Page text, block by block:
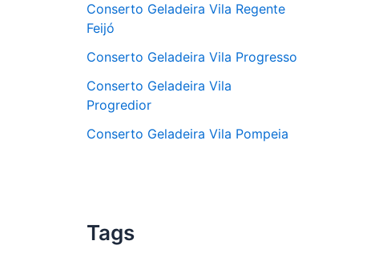
Conserto Geladeira Vila Regente
Feijó
Conserto Geladeira Vila Progresso
Conserto Geladeira Vila
Progredior
Conserto Geladeira Vila Pompeia
Tags